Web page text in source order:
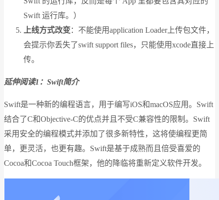
Swift 运行库。）
上线方式改变：不能使用application Loader上传包文件，
会提示你丢失了swift support files，只能使用xcode直接上
传。
延伸阅读1：Swift简介
Swift是一种新的编程语言，用于编写iOS和macOS应用。Swift
结合了C和Objective-C的优点并且不受C兼容性的限制。Swift
采用安全的编程模式并添加了很多新特性，这将使编程更简
单，更灵活，也更有趣。Swift是基于成熟而且倍受喜爱的
Cocoa和Cocoa Touch框架，他的降临将重新定义软件开发。